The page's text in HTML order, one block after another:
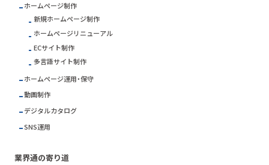
ホームページ制作
新規ホームページ制作
ホームページリニューアル
ECサイト制作
多言語サイト制作
ホームページ運用・保守
動画制作
デジタルカタログ
SNS運用
業界通の寄り道